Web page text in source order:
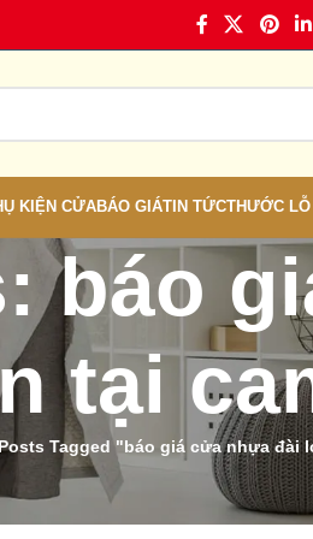
KIỆN CỬABÁO GIÁTIN TỨCTHƯỚC LỖ
báo
tại
Tagged "báo giá cửa nhựa đài